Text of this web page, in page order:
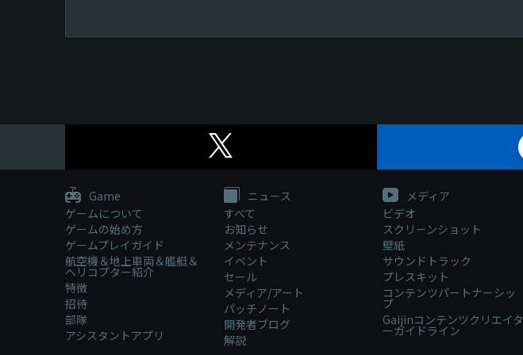
Game
ゲームについて
ゲームの始め方
ゲームプレイガイド
航空機＆地上車両＆艦艇＆
ヘリコプター紹介
特徴
招待
部隊
アシスタントアプリ
ニュース
すべて
お知らせ
メンテナンス
イベント
セール
メディア/アート
パッチノート
開発者ブログ
解説
メディア
ビデオ
スクリーンショット
壁紙
サウンドトラック
プレスキット
コンテンツパートナーシッ
プ
Gaijinコンテンツクリエイタ
ーガイドライン